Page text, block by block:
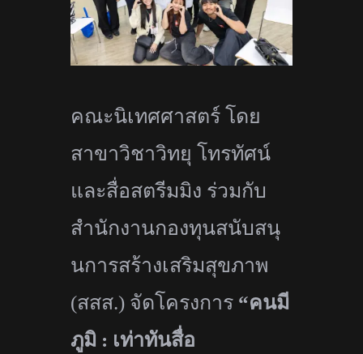
คณะนิเทศศาสตร์ โดย
สาขาวิชาวิทยุ โทรทัศน์
และสื่อสตรีมมิง ร่วมกับ
สำนักงานกองทุนสนับสนุ
นการสร้างเสริมสุขภาพ
(สสส.) จัดโครงการ “คนมี
ภูมิ : เท่าทันสื่อ